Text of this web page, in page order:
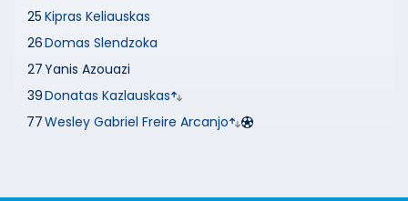
25 Kipras Keliauskas
26Domas Slendzoka
27Yanis Azouazi
39Donatas Kazlauskas
77Wesley Gabriel Freire Arcanjo